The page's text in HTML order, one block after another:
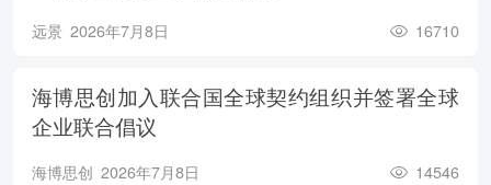
远景 2026年7月8日 16710
海博思创加入联合国全球契约组织并签署全球
企业联合倡议
海博思创 2026年7月8日 14546